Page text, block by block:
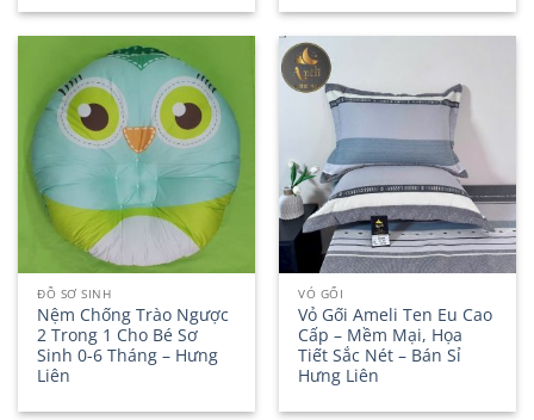
ĐỒ SƠ SINH
Nệm Chống Trào Ngược
2 Trong 1 Cho Bé Sơ
Sinh 0-6 Tháng – Hưng
Liên
VỎ GỐI
Vỏ Gối Ameli Ten Eu Cao
Cấp – Mềm Mại, Họa
Tiết Sắc Nét – Bán Sỉ
Hưng Liên